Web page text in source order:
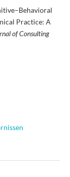
Practice: A
of Consulting